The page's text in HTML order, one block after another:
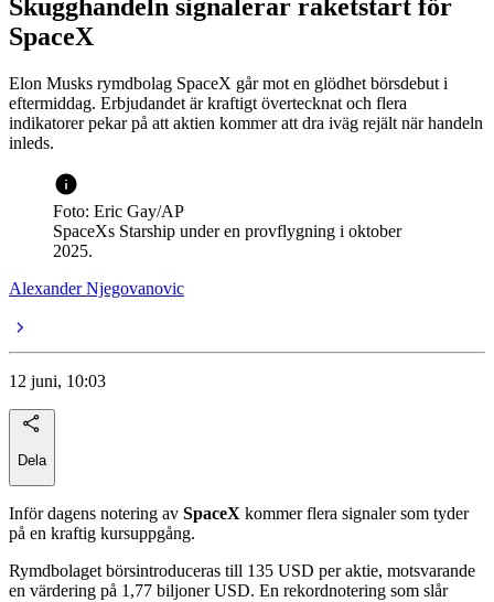
Skugghandeln signalerar raketstart för
SpaceX
Elon Musks rymdbolag SpaceX går mot en glödhet börsdebut i
eftermiddag. Erbjudandet är kraftigt övertecknat och flera
indikatorer pekar på att aktien kommer att dra iväg rejält när handeln
inleds.
Foto: Eric Gay/AP
SpaceXs Starship under en provflygning i oktober
2025.
Alexander Njegovanovic
12 juni, 10:03
Dela
Inför dagens notering av SpaceX kommer flera signaler som tyder
på en kraftig kursuppgång.
Rymdbolaget börsintroduceras till 135 USD per aktie, motsvarande
en värdering på 1,77 biljoner USD. En rekordnotering som slår